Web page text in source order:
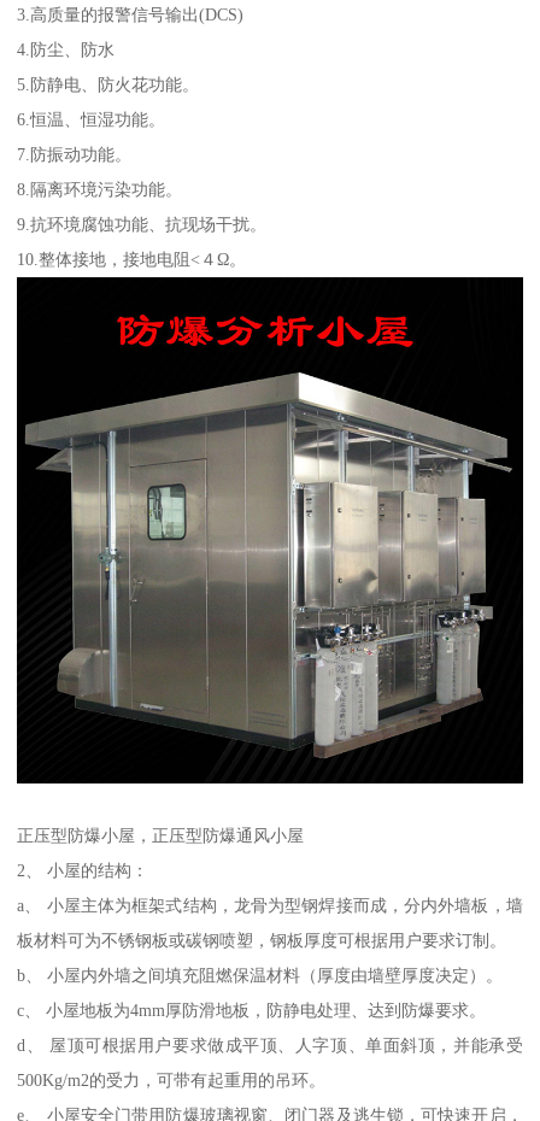
3.高质量的报警信号输出(DCS)
4.防尘、防水
5.防静电、防火花功能。
6.恒温、恒湿功能。
7.防振动功能。
8.隔离环境污染功能。
9.抗环境腐蚀功能、抗现场干扰。
10.整体接地，接地电阻<４Ω。
正压型防爆小屋，正压型防爆通风小屋
2、 小屋的结构：
a、 小屋主体为框架式结构，龙骨为型钢焊接而成，分内外墙板，墙
板材料可为不锈钢板或碳钢喷塑，钢板厚度可根据用户要求订制。
b、 小屋内外墙之间填充阻燃保温材料（厚度由墙壁厚度决定）。
c、 小屋地板为4mm厚防滑地板，防静电处理、达到防爆要求。
d、 屋顶可根据用户要求做成平顶、人字顶、单面斜顶，并能承受
500Kg/m2的受力，可带有起重用的吊环。
e、 小屋安全门带用防爆玻璃视窗、闭门器及逃生锁，可快速开启，